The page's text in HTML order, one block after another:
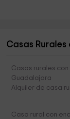
Casas
Casas rurales
Guadalajara
Alquiler de casa
Casa rural con